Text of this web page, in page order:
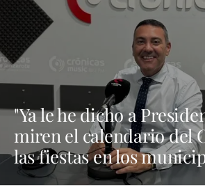
"Ya le he dicho a
miren el calendario del
las fiestas en los
Dolores Corujo estaba